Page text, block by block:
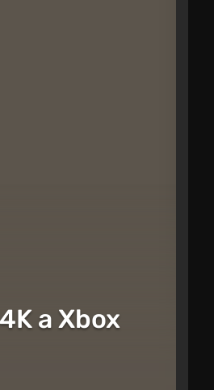
a Xbox